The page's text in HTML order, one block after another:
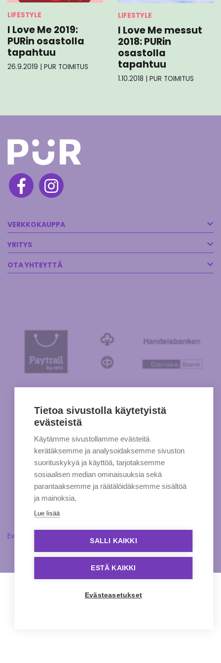
LIFESTYLE
I Love Me 2019:
PURin osastolla
tapahtuu
26.9.2019 | PUR TOIMITUS
LIFESTYLE
I Love Me messut
2018: PURin
osastolla
tapahtuu
1.10.2018 | PUR TOIMITUS
VERKKOKAUPPA
YRITYS
OTA YHTEYTTÄ
Evästeasetukset
Tietoa sivustolla käytetyistä
evästeistä
Käytämme sivustollamme evästeitä
kerätäksemme ja analysoidaksemme sivuston
suorituskykyä ja käyttöä, tarjotaksemme
sosiaalisen median ominaisuuksia sekä
parantaaksemme ja räätälöidäksemme sisältöä
ja mainoksia.
Lue lisää
SALLI KAIKKI
ESTÄ KAIKKI
Evästeasetukset